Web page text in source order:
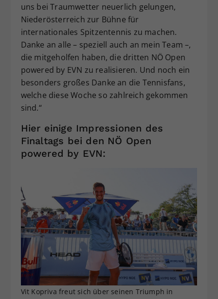
uns bei Traumwetter neuerlich gelungen,
Niederösterreich zur Bühne für
internationales Spitzentennis zu machen.
Danke an alle – speziell auch an mein Team –,
die mitgeholfen haben, die dritten NÖ Open
powered by EVN zu realisieren. Und noch ein
besonders großes Danke an die Tennisfans,
welche diese Woche so zahlreich gekommen
sind.“
Hier einige Impressionen des
Finaltags bei den NÖ Open
powered by EVN:
Vit Kopriva freut sich über seinen Triumph in